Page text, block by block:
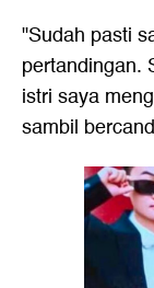
"Sudah pasti
pertandingan.
istri saya
sambil